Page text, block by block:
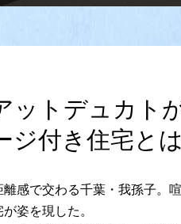
ットデュカト
ジ付き住宅と
感で交わる千葉・我孫子。
姿を現した。